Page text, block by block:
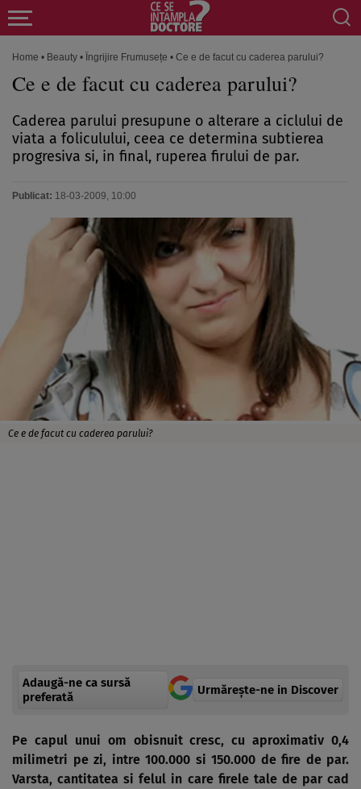
Home • Beauty • Îngrijire Frumusețe • Ce e de facut cu caderea parului?
Ce e de facut cu caderea parului?
Caderea parului presupune o alterare a ciclului de
viata a foliculului, ceea ce determina subtierea
progresiva si, in final, ruperea firului de par.
Publicat: 18-03-2009, 10:00
Ce e de facut cu caderea parului?
Adaugă-ne ca sursă
preferată
Urmărește-ne in Discover
Pe capul unui om obisnuit cresc, cu aproximativ 0,4
milimetri pe zi, intre 100.000 si 150.000 de fire de par.
Varsta, cantitatea si felul in care firele tale de par cad